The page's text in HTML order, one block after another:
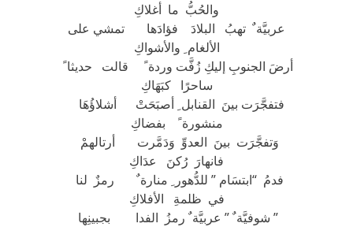
والحُبُّ ما أغلاكِ
عربيَّة ٌ تهبُ البلادَ فؤادَها تمشي على
الألغام ِ والأشواكِ
أرضَ الجنوبِ إليكِ زُفَّت وردة ً قالت حديثا ً
ساحرًا كبَهَاكِ
فتفجَّرَت بينَ القنابل ِ أصبَحَتْ أشلاؤُهَا
منشورة ً بفضاكِ
وَتفجَّرَت بينَ العدوِّ وَدَمَّرت أرتالهمْ
فانهارَ رُكنَ عدَاكِ
فدمُ “ابتسَام ” للدُّهور ِ منارة ٌ رمزٌ لنا
في ظلمةِ الأفلاكِ
” شوفيَّة ٌ ” عربيَّة ٌ رمزُ الفدا بجبينِها